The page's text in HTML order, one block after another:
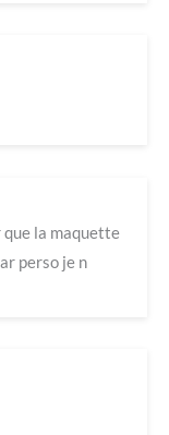
la maquette
perso je n